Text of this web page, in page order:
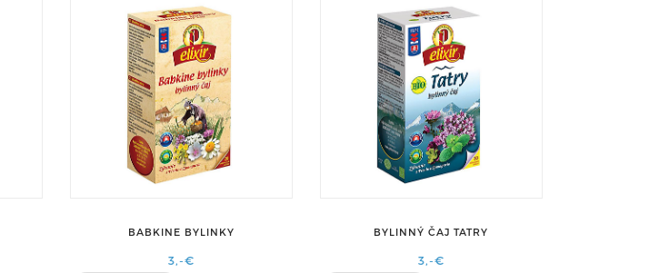
BABKINE BYLINKY
3,-€
BYLINNÝ ČAJ TATRY
3,-€